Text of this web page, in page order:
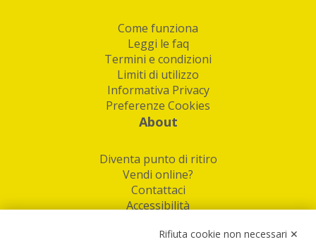
Come funziona
Leggi le faq
Termini e condizioni
Limiti di utilizzo
Informativa Privacy
Preferenze Cookies
About
Diventa punto di ritiro
Vendi online?
Contattaci
Accessibilità
Rifiuta cookie non necessari ✕